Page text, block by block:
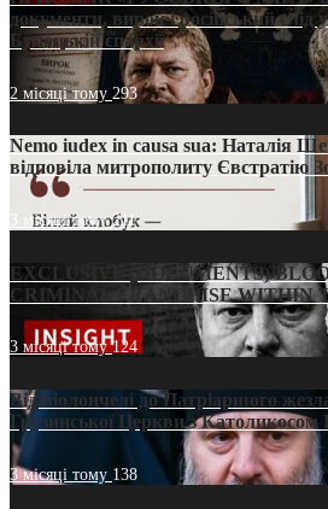
документи, вирок і російський слід
Бучацькій єпархії
2 місяці тому 293
Nemo iudex in causa sua: Наталія
відповіла митрополиту Євстратію
3 місяці тому211
EXCLUSIVE (DOCUMENTS)/
CRIMINAL FRANCHISE WITHIN
3 місяці тому124
Від віолончелі до Патріаршого
Грузинської Церкви з
3 місяці тому 138